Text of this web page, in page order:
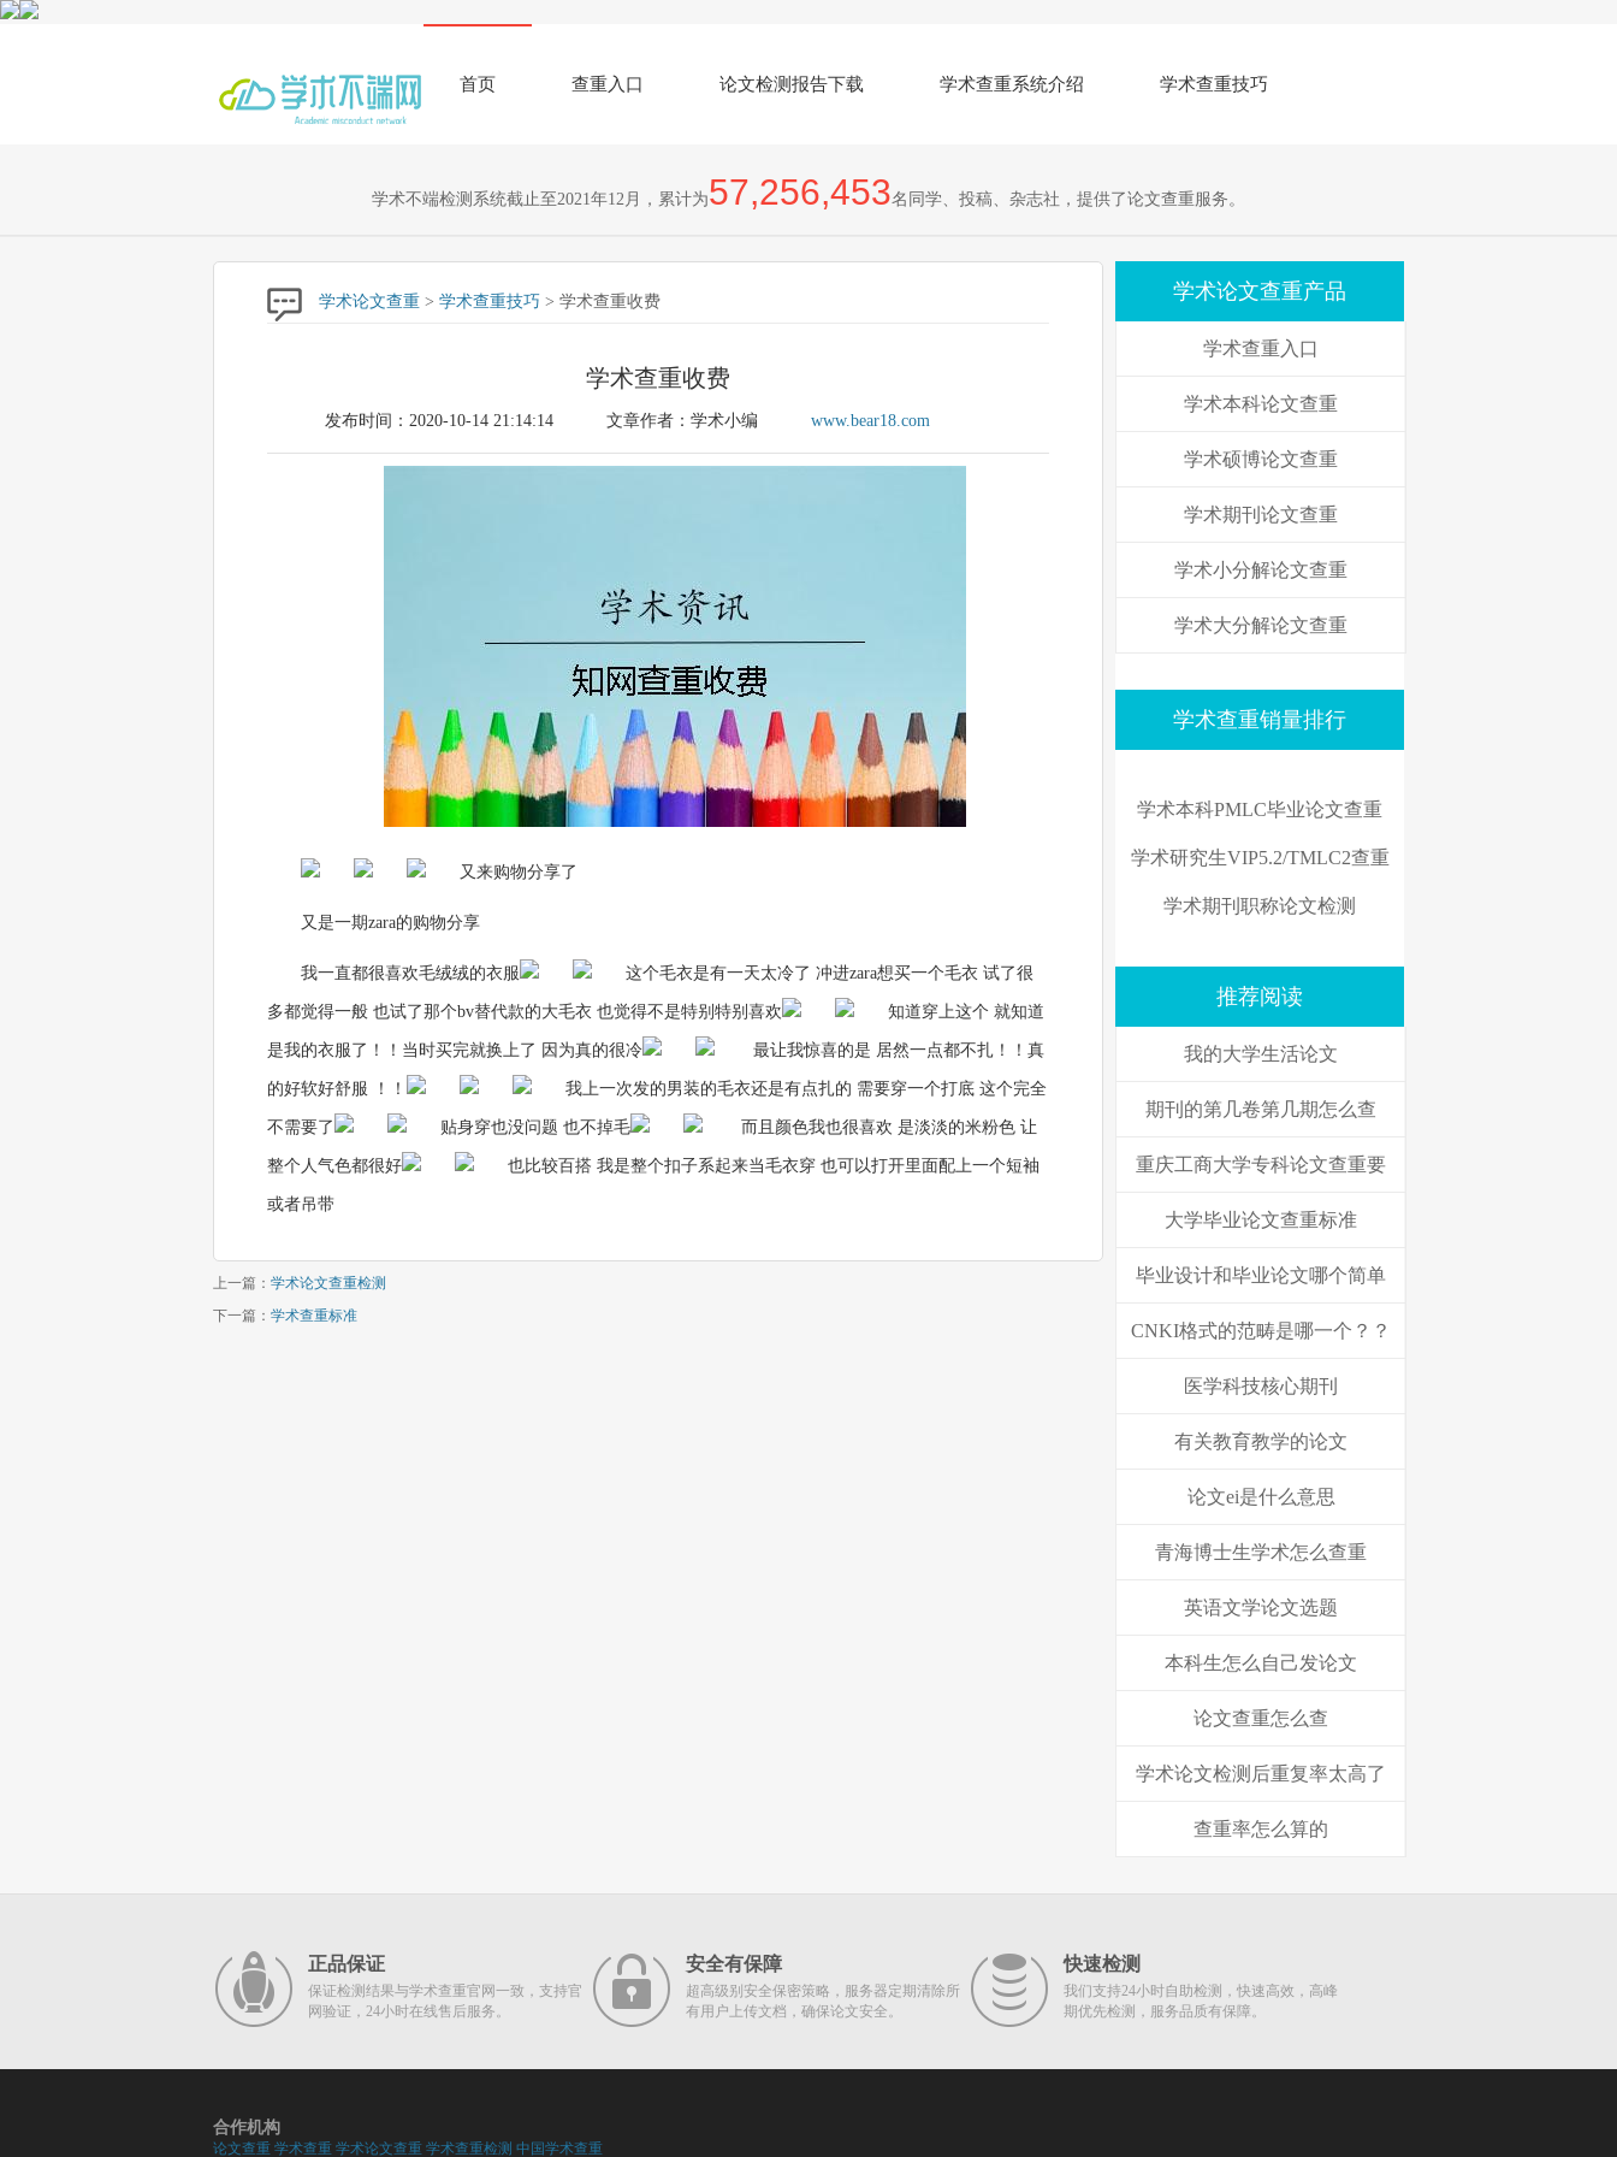
首页 查重入口 论文检测报告下载 学术查重系统介绍 学术查重技巧
学术不端检测系统截止至2021年12月，累计为57,256,453名同学、投稿、杂志社，提供了论文查重服务。
学术论文查重 > 学术查重技巧 > 学术查重收费
学术查重收费
发布时间：2020-10-14 21:14:14 文章作者：学术小编 www.bear18.com
又来购物分享了
又是一期zara的购物分享
我一直都很喜欢毛绒绒的衣服 这个毛衣是有一天太冷了 冲进zara想买一个毛衣 试了很
多都觉得一般 也试了那个bv替代款的大毛衣 也觉得不是特别特别喜欢 知道穿上这个 就知道
是我的衣服了！！当时买完就换上了 因为真的很冷 最让我惊喜的是 居然一点都不扎！！真
的好软好舒服 ！！ 我上一次发的男装的毛衣还是有点扎的 需要穿一个打底 这个完全
不需要了 贴身穿也没问题 也不掉毛 而且颜色我也很喜欢 是淡淡的米粉色 让
整个人气色都很好 也比较百搭 我是整个扣子系起来当毛衣穿 也可以打开里面配上一个短袖
或者吊带
上一篇： 学术论文查重检测
下一篇： 学术查重标准
学术论文查重产品
学术查重入口
学术本科论文查重
学术硕博论文查重
学术期刊论文查重
学术小分解论文查重
学术大分解论文查重
学术查重销量排行
学术本科PMLC毕业论文查重
学术研究生VIP5.2/TMLC2查重
学术期刊职称论文检测
推荐阅读
我的大学生活论文
期刊的第几卷第几期怎么查
重庆工商大学专科论文查重要
大学毕业论文查重标准
毕业设计和毕业论文哪个简单
CNKI格式的范畴是哪一个？？
医学科技核心期刊
有关教育教学的论文
论文ei是什么意思
青海博士生学术怎么查重
英语文学论文选题
本科生怎么自己发论文
论文查重怎么查
学术论文检测后重复率太高了
查重率怎么算的
正品保证
保证检测结果与学术查重官网一致，支持官
网验证，24小时在线售后服务。
安全有保障
超高级别安全保密策略，服务器定期清除所
有用户上传文档，确保论文安全。
快速检测
我们支持24小时自助检测，快速高效，高峰
期优先检测，服务品质有保障。
合作机构
论文查重 学术查重 学术论文查重 学术查重检测 中国学术查重